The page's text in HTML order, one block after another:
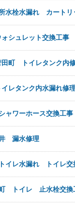
水栓水漏れ カートリ
シュレット交換工事
田町 トイレタンク内
レタンク内水漏れ修
ャワーホース交換工事
漏水修理
イレ水漏れ トイレ交
トイレ 止水栓交換